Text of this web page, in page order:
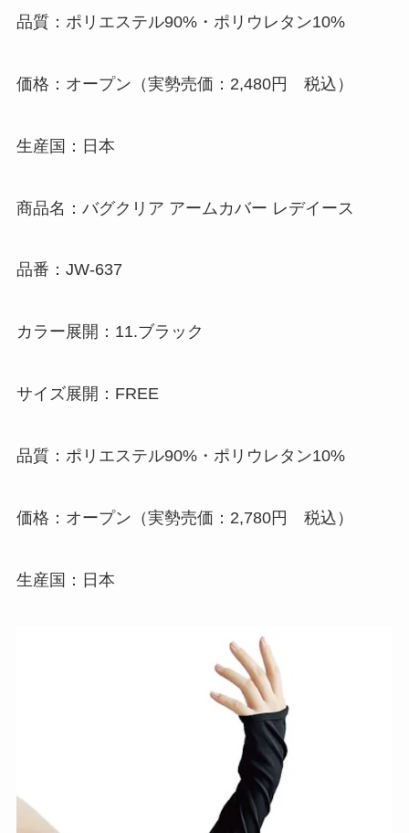
品質：ポリエステル90%・ポリウレタン10%
価格：オープン（実勢売価：2,480円 税込）
生産国：日本
商品名：バグクリア アームカバー レデイース
品番：JW-637
カラー展開：11.ブラック
サイズ展開：FREE
品質：ポリエステル90%・ポリウレタン10%
価格：オープン（実勢売価：2,780円 税込）
生産国：日本